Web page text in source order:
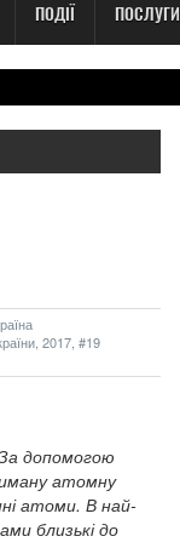
ПОДІЇ ПОСЛУГИ
2017, #19
допомогою
атомну
атоми. В най-
близькі до